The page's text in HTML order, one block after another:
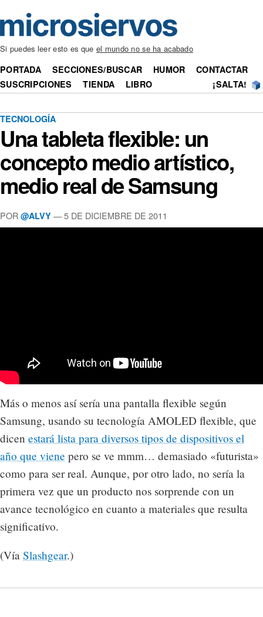
Si puedes leer esto es que el mundo no se ha acabado
PORTADA SECCIONES/BUSCAR HUMOR
CONTACTAR
SUSCRIPCIONES
TIENDA LIBRO ¡SALTA!
TECNOLOGÍA
Una tableta flexible: un
concepto medio artístico,
medio real de Samsung
POR @ALVY — 5 DE DICIEMBRE DE 2011
Más o menos así sería una pantalla flexible según
Samsung, usando su tecnología AMOLED flexible, que
dicen estará lista para diversos tipos de dispositivos el
año que viene pero se ve mmm… demasiado «futurista»
como para ser real. Aunque, por otro lado, no sería la
primera vez que un producto nos sorprende con un
avance tecnológico en cuanto a materiales que resulta
significativo.
(Vía Slashgear.)